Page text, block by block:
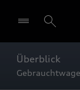
Überblick